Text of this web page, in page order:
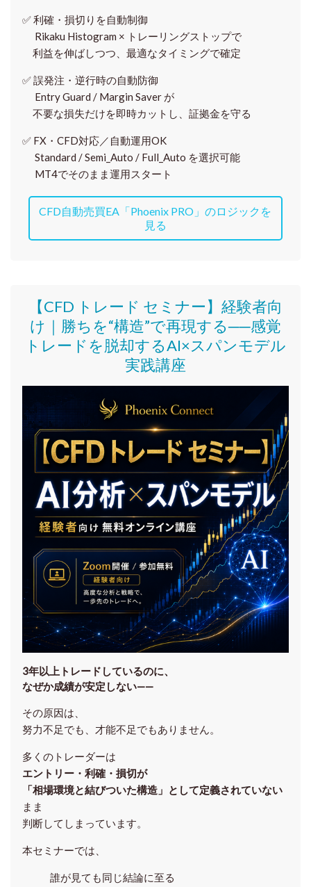
✅利確・損切りを自動制御
Rikaku Histogram × トレーリングストップで
利益を伸ばしつつ、最適なタイミングで確定
✅誤発注・逆行時の自動防御
Entry Guard / Margin Saver が
不要な損失だけを即時カットし、証拠金を守る
✅ FX・CFD対応／自動運用OK
Standard / Semi_Auto / Full_Auto を選択可能
MT4でそのまま運用スタート
CFD自動売買EA「Phoenix PRO」のロジックを
見る
【CFD トレード セミナー】 経験者向
け｜ 勝ちを“構造”で再現する──感覚
トレードを脱却するAI×スパンモデル
実践講座
3年以上トレードしているのに、
なぜか成績が安定しない——
その原因は、
努力不足でも、才能不足でもありません。
多くのトレーダーは
エントリー・利確・損切が
「相場環境と結びついた構造」として定義されていない
まま
判断してしまっています。
本セミナーでは、
誰が見ても同じ結論に至る